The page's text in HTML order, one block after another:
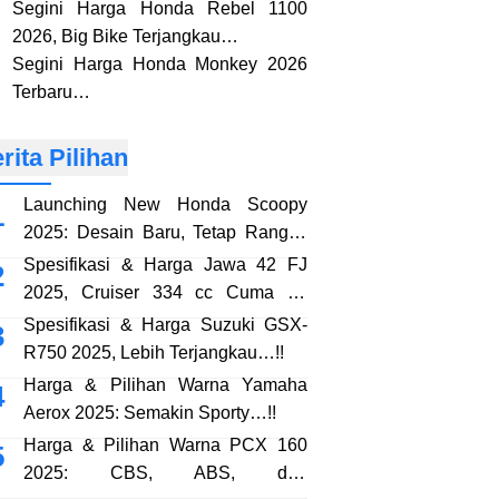
Segini Harga Honda Rebel 1100
2026, Big Bike Terjangkau…
Segini Harga Honda Monkey 2026
Terbaru…
Pilihan
Launching New Honda Scoopy
2025: Desain Baru, Tetap Rangka
eSAF…!!
Spesifikasi & Harga Jawa 42 FJ
2025, Cruiser 334 cc Cuma 38
Jutaan…!!
Spesifikasi & Harga Suzuki GSX-
R750 2025, Lebih Terjangkau…!!
Harga & Pilihan Warna Yamaha
Aerox 2025: Semakin Sporty…!!
Harga & Pilihan Warna PCX 160
2025: CBS, ABS, dan